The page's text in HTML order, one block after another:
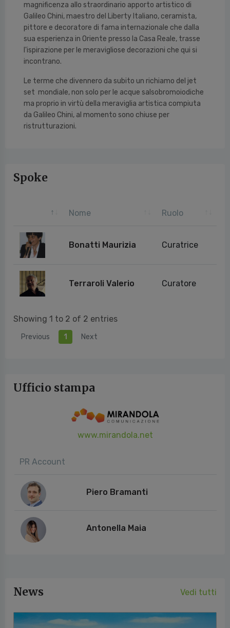
magnificenza allo straordinario apporto artistico di
Galileo Chini, maestro del Liberty Italiano, ceramista,
pittore e decoratore di fama internazionale che dalla
sua esperienza in Oriente presso la Casa Reale, trasse
l'ispirazione per le meravigliose decorazioni che qui si
incontrano.
Le terme che divennero da subito un richiamo del jet
set mondiale, non solo per le acque salsobromoiodiche
ma proprio in virtù della meraviglia artistica compiuta
da Galileo Chini, al momento sono chiuse per
ristrutturazioni.
Spoke
Nome Ruolo
Bonatti Maurizia Curatrice
Terraroli Valerio Curatore
Showing 1 to 2 of 2 entries
Previous 1 Next
Ufficio stampa
www.mirandola.net
PR Account
Piero Bramanti
Antonella Maia
News Vedi tutti